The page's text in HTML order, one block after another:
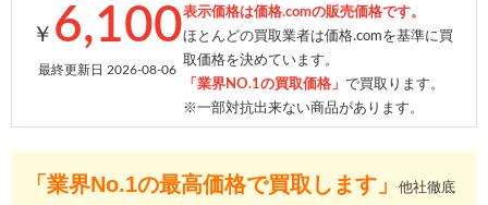
￥ 6,100
最終更新日 2026-08-06
表示価格は価格.comの販売価格です。
ほとんどの買取業者は価格.comを基準に買
取価格を決めています。
「業界NO.1の買取価格」 で買取ります。
※一部対抗出来ない商品があります。
「業界No.1の最高価格で買取します」
他社徹底